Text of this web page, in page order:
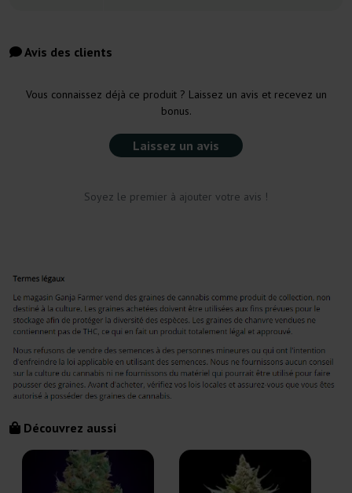
Avis des clients
Vous connaissez déjà ce produit ? Laissez un avis et recevez un
bonus.
Laissez un avis
Soyez le premier à ajouter votre avis !
Découvrez aussi